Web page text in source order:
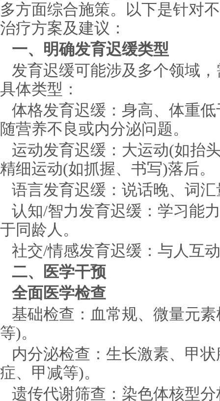
多方面综合施策。以下是针对
治疗方案及建议：
一、明确发育迟缓类型
发育迟缓可能涉及多个领域
具体类型：
体格发育迟缓：身高、体重
随营养不良或内分泌问题。
运动发育迟缓：大运动(如抬
精细运动(如抓握、书写)落后。
语言发育迟缓：说话晚、词
认知/智力发育迟缓：学习能
于同龄人。
社交/情感发育迟缓：与人互
二、医学干预
全面医学检查
基础检查：血常规、微量元
等)。
内分泌检查：生长激素、甲
症、甲减等)。
遗传代谢筛查：染色体核型